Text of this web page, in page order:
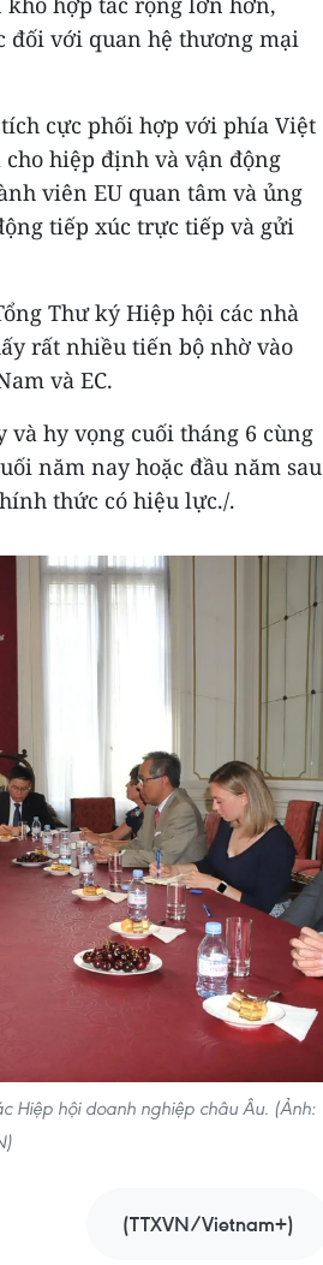
đối với quan hệ thương mại
cực phối hợp với phía Việt
hiệp định và vận động
viên EU quan tâm và ủng
tiếp xúc trực tiếp và gửi
Thư ký Hiệp hội các nhà
rất nhiều tiến bộ nhờ vào
và EC.
hy vọng cuối tháng 6 cùng
năm nay hoặc đầu năm sau
thức có hiệu lực./.
Hiệp hội doanh nghiệp châu Âu. (Ảnh:
(TTXVN/Vietnam+)